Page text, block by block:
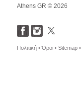
Athens GR © 2026
Πολιτική •Όροι • Sitemap •